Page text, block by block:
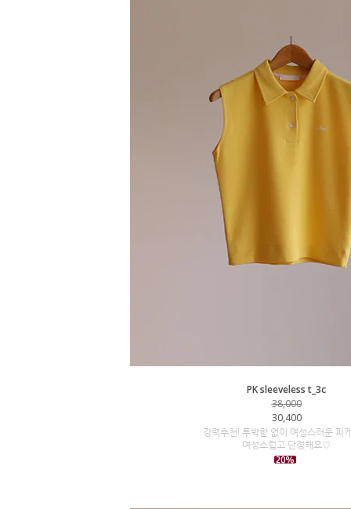
PK sleeveless t_3c
38,000
30,400
강력추천! 투박함 없이 여성스러운 피
여성스럽고 단정해요♡